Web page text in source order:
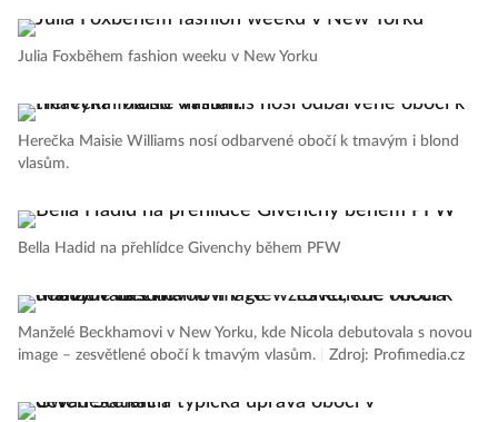
Julia Foxběhem fashion weeku v New Yorku
Herečka Maisie Williams nosí odbarvené obočí k tmavým i blond
vlasům.
Bella Hadid na přehlídce Givenchy během PFW
Manželé Beckhamovi v New Yorku, kde Nicola debutovala s novou
image – zesvětlené obočí k tmavým vlasům.
Zdroj: Profimedia.cz